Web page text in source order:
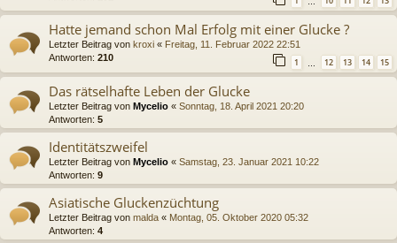
…
Hatte jemand schon Mal Erfolg mit einer Glucke ?
Letzter Beitrag von kroxi « Freitag, 11. Februar 2022 22:51
Antworten: 210 1 12 13 14 15
Das rätselhafte Leben der Glucke
Letzter Beitrag von Mycelio « Sonntag, 18. April 2021 20:20
Antworten: 5
Identitätszweifel
Letzter Beitrag von Mycelio « Samstag, 23. Januar 2021 10:22
Antworten: 9
Asiatische Gluckenzüchtung
Letzter Beitrag von malda « Montag, 05. Oktober 2020 05:32
Antworten: 4